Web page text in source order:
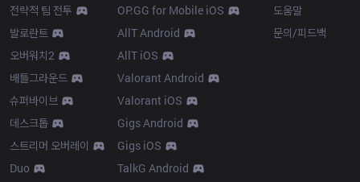
전략적 팀 전투
발로란트
오버워치2
배틀그라운드
슈퍼바이브
데스크톱
스트리머 오버레이
Duo
OP.GG for Mobile iOS
AllT Android
AllT iOS
Valorant Android
Valorant iOS
Gigs Android
Gigs iOS
TalkG Android
도움말
문의/피드백